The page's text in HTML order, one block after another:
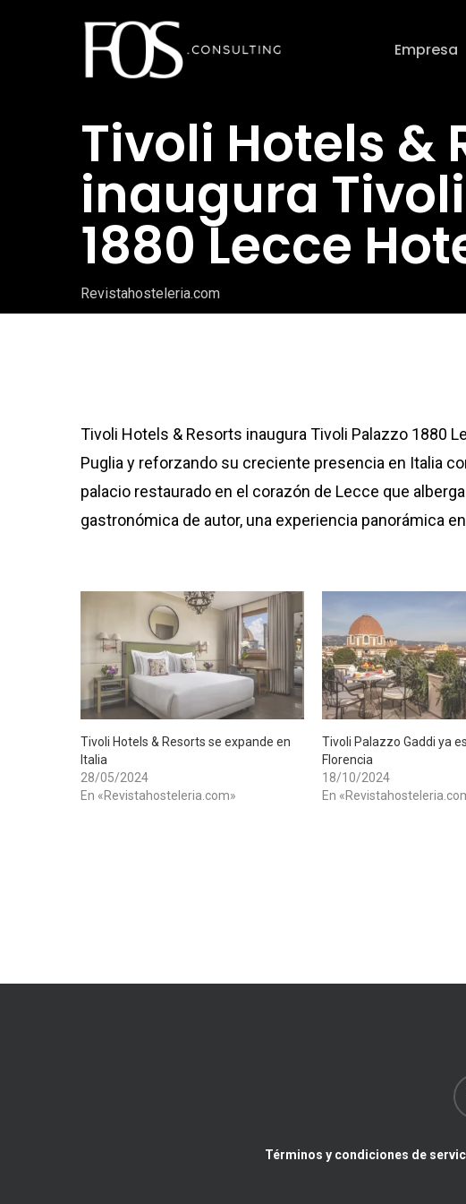
Empresa
Tivoli Hotels &
inaugura
1880 Lecce
Revistahosteleria.com
Tivoli Hotels & Resorts inaugura Tivoli Palazzo 1880
Puglia y reforzando su creciente presencia en Italia
palacio restaurado en el corazón de Lecce que
gastronómica de autor, una experiencia panorámica
Tivoli Hotels & Resorts se expande en
Italia
28/05/2024
En «Revistahosteleria.com»
Tivoli Palazzo Gaddi ya
Florencia
18/10/2024
En
Términos y condiciones de